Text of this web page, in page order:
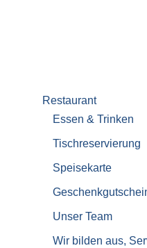
Restaurant
Essen & Trinken
Tischreservierung
Speisekarte
Unser Team
Wir bilden aus,